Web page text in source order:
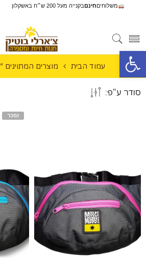
פתח סרגל נגישות
משלוחיםחינםבקנייה מעל 200 ש״ח באשקלון
עמוד הבית מוצרים המתויגים “max&molly”
סודר ע"פ:
נמכר